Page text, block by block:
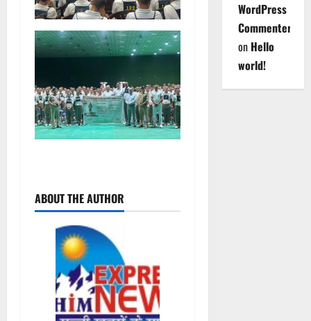
o
ABOUT THE AUTHOR
WordPress
Commenter
on Hello
world!